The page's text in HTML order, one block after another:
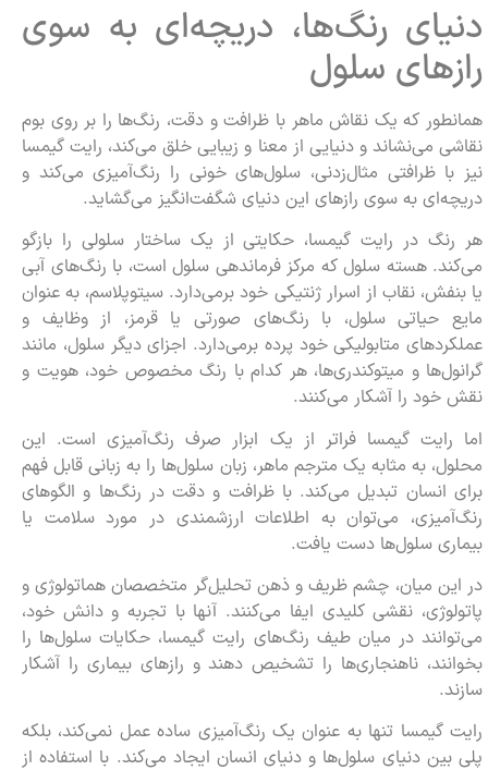
دنیای رنگ‌ها، دریچه‌ای به سوی
رازهای سلول
همانطور که یک نقاش ماهر با ظرافت و دقت، رنگ‌ها را بر روی بوم
نقاشی می‌نشاند و دنیایی از معنا و زیبایی خلق می‌کند، رایت گیمسا
نیز با ظرافتی مثال‌زدنی، سلول‌های خونی را رنگ‌آمیزی می‌کند و
دریچه‌ای به سوی رازهای این دنیای شگفت‌انگیز می‌گشاید.
هر رنگ در رایت گیمسا، حكایتی از یک ساختار سلولی را بازگو
می‌کند. هسته سلول که مرکز فرماندهی سلول است، با رنگ‌های آبی
یا بنفش، نقاب از اسرار ژنتیکی خود برمی‌دارد. سیتوپلاسم، به عنوان
مایع حیاتی سلول، با رنگ‌های صورتی یا قرمز، از وظایف و
عملکردهای متابولیکی خود پرده برمی‌دارد. اجزای دیگر سلول، مانند
گرانول‌ها و میتوکندری‌ها، هر کدام با رنگ مخصوص خود، هویت و
نقش خود را آشکار می‌کنند.
اما رایت گیمسا فراتر از یک ابزار صرف رنگ‌آمیزی است. این
محلول، به مثابه یک مترجم ماهر، زبان سلول‌ها را به زبانی قابل فهم
برای انسان تبدیل می‌کند. با ظرافت و دقت در رنگ‌ها و الگوهای
رنگ‌آمیزی، می‌توان به اطلاعات ارزشمندی در مورد سلامت یا
بیماری سلول‌ها دست یافت.
در این میان، چشم ظریف و ذهن تحلیل‌گر متخصصان هماتولوژی و
پاتولوژی، نقشی کلیدی ایفا می‌کنند. آنها با تجربه و دانش خود،
می‌توانند در میان طیف رنگ‌های رایت گیمسا، حکایات سلول‌ها را
بخوانند، ناهنجاری‌ها را تشخیص دهند و رازهای بیماری را آشکار
سازند.
رایت گیمسا تنها به عنوان یک رنگ‌آمیزی ساده عمل نمی‌کند، بلکه
پلی بین دنیای سلول‌ها و دنیای انسان ایجاد می‌کند. با استفاده از